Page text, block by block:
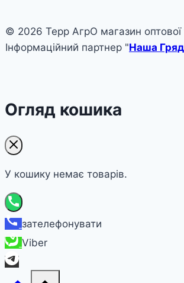
© 2026 Терр АгрО магазин оптової
Інформаційний партнер "Наша
Огляд кошика
У кошику немає товарів.
зателефонувати
Viber